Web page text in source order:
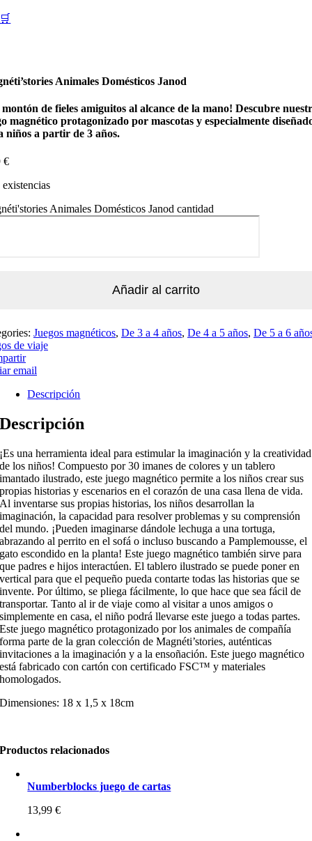
🛒
Animales Domésticos Janod
montón de fieles amiguitos al alcance de la mano! Descubre
magnético protagonizado por mascotas y especialmente
niños a partir de 3 años.
€
Animales Domésticos Janod cantidad
Añadir al carrito
Juegos magnéticos, De 3 a 4 años, De 4 a 5 años, De 5 a 6
de viaje
email
Descripción
Descripción
¡Es una herramienta ideal para estimular la imaginación y la creatividad
de los niños! Compuesto por 30 imanes de colores y un tablero
imantado ilustrado, este juego magnético permite a los niños crear sus
propias historias y escenarios en el corazón de una casa llena de vida.
Al inventarse sus propias historias, los niños desarrollan la
imaginación, la capacidad para resolver problemas y su comprensión
del mundo. ¡Pueden imaginarse dándole lechuga a una tortuga,
abrazando al perrito en el sofá o incluso buscando a Pamplemousse, el
gato escondido en la planta! Este juego magnético también sirve para
que padres e hijos interactúen. El tablero ilustrado se puede poner en
vertical para que el pequeño pueda contarte todas las historias que se
invente. Por último, se pliega fácilmente, lo que hace que sea fácil de
transportar. Tanto al ir de viaje como al visitar a unos amigos o
simplemente en casa, el niño podrá llevarse este juego a todas partes.
Este juego magnético protagonizado por los animales de compañía
forma parte de la gran colección de Magnéti’stories, auténticas
invitaciones a la imaginación y a la ensoñación. Este juego magnético
está fabricado con cartón con certificado FSC™ y materiales
homologados.
Dimensiones: 18 x 1,5 x 18cm
Productos relacionados
Numberblocks juego de cartas
13,99€